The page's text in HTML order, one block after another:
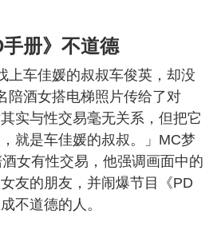
册》不道德
上车佳媛的叔叔车俊英，却没
陪酒女搭电梯照片传给了对
实与性交易毫无关系，但把它
就是车佳媛的叔叔。」MC梦
女有性交易，他强调画面中的
友的朋友，并闹爆节目《PD
不道德的人。